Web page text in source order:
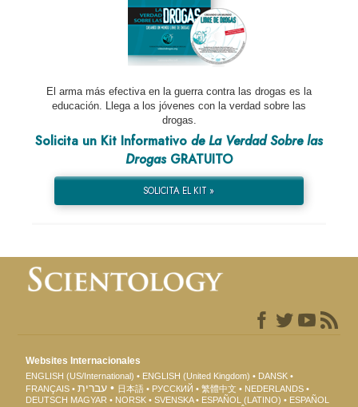
El arma más efectiva en la guerra contra las drogas es la
educación. Llega a los jóvenes con la verdad sobre las
drogas.
Solicita un Kit Informativo de La Verdad Sobre las
DrogasGRATUITO
SOLICITA EL KIT »
Websites Internacionales
ENGLISH (US/International) ENGLISH (United Kingdom)
DANSK
FRANÇAIS
עברית 日本語 РУССКИЙ 繁體中文
NEDERLANDS
DEUTSCH MAGYAR NORSK SVENSKA ESPAÑOL (LATINO)
ESPAÑOL